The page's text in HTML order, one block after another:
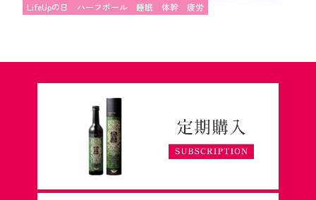
LifeUpの日
ハーフポール 睡眠 体幹 疲労